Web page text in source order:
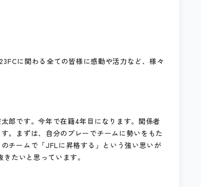
に関わる全ての皆様に感動や活力など、様々
郎です。今年で在籍4年目になります。関係者
。まずは、自分のプレーでチームに勢いをもた
チームで「JFLに昇格する」という強い思いが
たいと思っています。